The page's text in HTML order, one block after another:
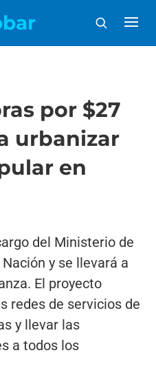
por $27
urbanizar
en
del Ministerio de
y se llevará a
El proyecto
redes de servicios de
y llevar las
a todos los